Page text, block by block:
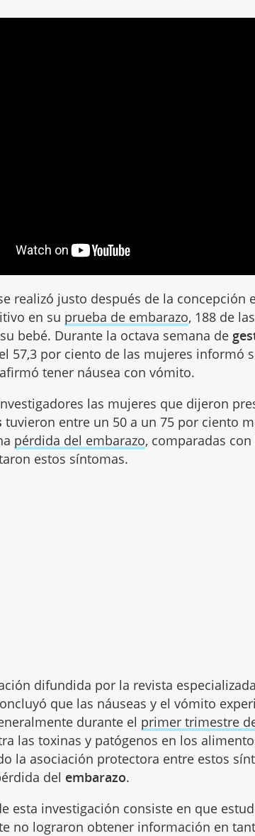
realizó justo después de la concepción
en su prueba de embarazo, 188 de
bebé. Durante la octava semana de
57,3 por ciento de las mujeres informó
tener náusea con vómito.
las mujeres que dijeron
tuvieron entre un 50 a un 75 por ciento
pérdida del embarazo, comparadas
estos síntomas.
difundida por la revista especializada
que las náuseas y el vómito
durante el primer trimestre
las toxinas y patógenos en los
la asociación protectora entre estos
del embarazo.
esta investigación consiste en que
no lograron obtener información en